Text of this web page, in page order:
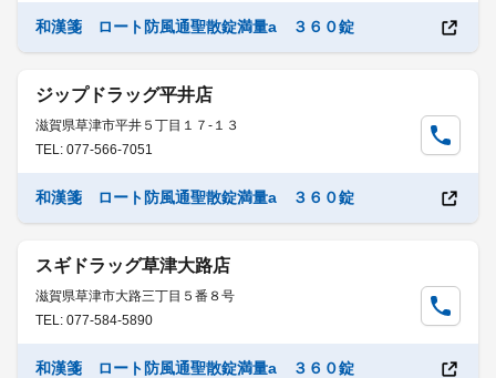
和漢箋 ロート防風通聖散錠満量a ３６０錠
ジップドラッグ平井店
滋賀県草津市平井５丁目１７-１３
TEL: 077-566-7051
和漢箋 ロート防風通聖散錠満量a ３６０錠
スギドラッグ草津大路店
滋賀県草津市大路三丁目５番８号
TEL: 077-584-5890
和漢箋 ロート防風通聖散錠満量a ３６０錠